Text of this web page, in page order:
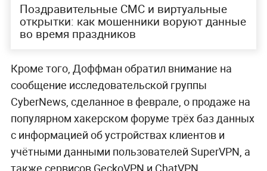
Поздравительные СМС и виртуальные
открытки: как мошенники воруют данные
во время праздников
Кроме того, Доффман обратил внимание на
сообщение исследовательской группы
CyberNews, сделанное в феврале, о продаже на
популярном хакерском форуме трёх баз данных
с информацией об устройствах клиентов и
учётными данными пользователей SuperVPN, а
также сервисов GeckoVPN и ChatVPN.